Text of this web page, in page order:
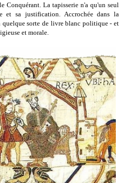
Conquérant. La tapisserie n'a qu'un seul
et sa justification. Accrochée dans la
quelque sorte de livre blanc politique - et
et morale.